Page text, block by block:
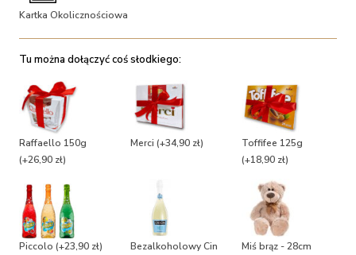
Kartka Okolicznościowa
Tu można dołączyć coś słodkiego:
Raffaello 150g
(+26,90 zł)
Merci (+34,90 zł)
Toffifee 125g
(+18,90 zł)
Piccolo (+23,90 zł)
Bezalkoholowy Cin
Miś brąz - 28cm